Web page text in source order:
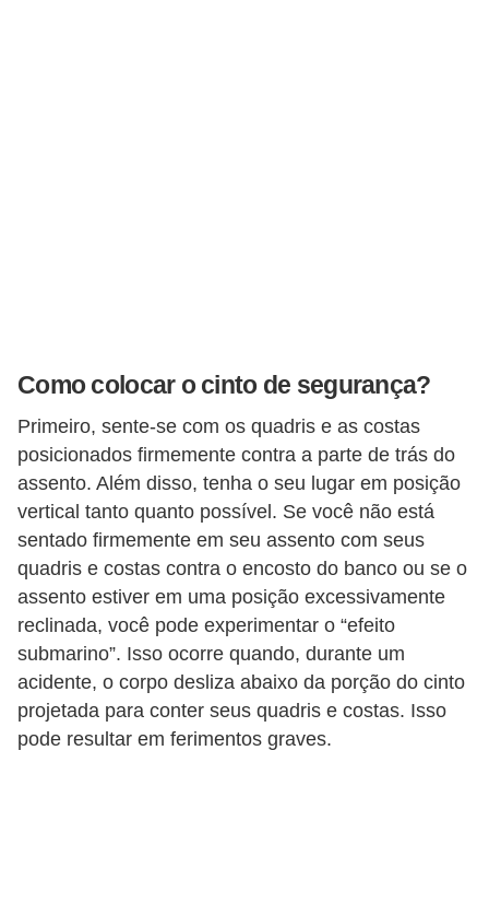
Como colocar o cinto de segurança?
Primeiro, sente-se com os quadris e as costas
posicionados firmemente contra a parte de trás do
assento. Além disso, tenha o seu lugar em posição
vertical tanto quanto possível. Se você não está
sentado firmemente em seu assento com seus
quadris e costas contra o encosto do banco ou se o
assento estiver em uma posição excessivamente
reclinada, você pode experimentar o “efeito
submarino”. Isso ocorre quando, durante um
acidente, o corpo desliza abaixo da porção do cinto
projetada para conter seus quadris e costas. Isso
pode resultar em ferimentos graves.
v
e
í
c
u
l
o
s
B
i
c